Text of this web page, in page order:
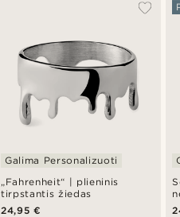
„Fahrenheit“ | plieninis
tirpstantis žiedas
Galima Personalizuoti
24,95 €